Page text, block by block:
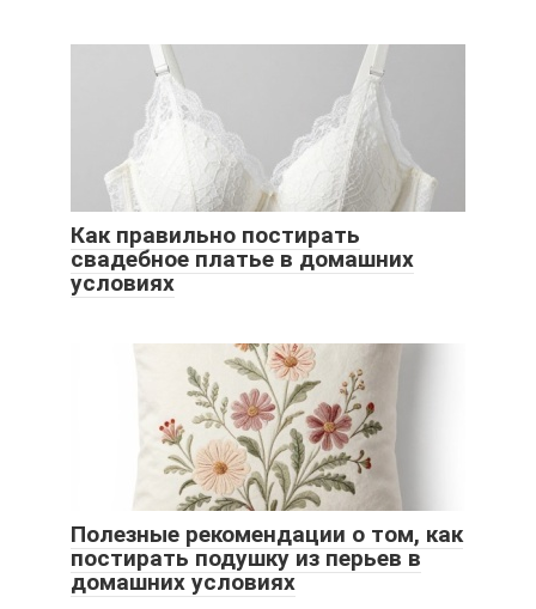
Как правильно постирать
свадебное платье в домашних
условиях
Полезные рекомендации о том, как
постирать подушку из перьев в
домашних условиях